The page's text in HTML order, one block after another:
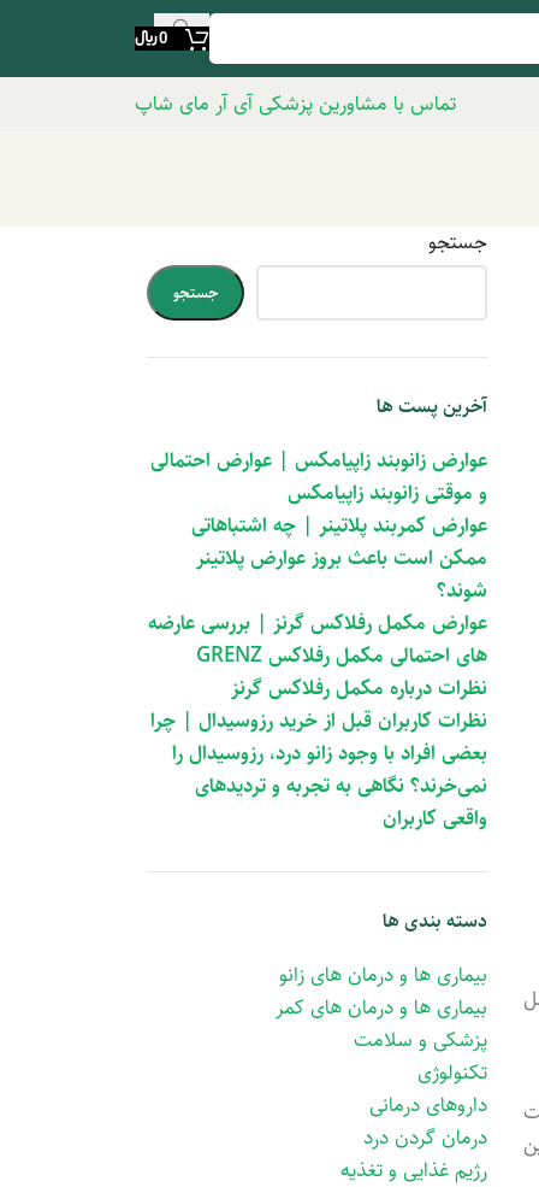
0﷼
تماس با مشاورین پزشکی آی آر مای شاپ
جستجو
جستجو
آخرین پست ها
عوارض زانوبند زاپیامکس | عوارض احتمالی
و موقتی زانوبند زاپیامکس
عوارض کمربند پلاتینر | چه اشتباهاتی
ممکن است باعث بروز عوارض پلاتینر
شوند؟
عوارض مکمل رفلاکس گرنز | بررسی عارضه
های احتمالی مکمل رفلاکس GRENZ
نظرات درباره مکمل رفلاکس گرنز
نظرات کاربران قبل از خرید رزوسیدال | چرا
بعضی افراد با وجود زانو درد، رزوسیدال را
نمی‌خرند؟ نگاهی به تجربه و تردیدهای
واقعی کاربران
دسته بندی ها
بیماری ها و درمان های زانو
بیماری ها و درمان های کمر
پزشکی و سلامت
تکنولوژی
داروهای درمانی
درمان گردن درد
رژیم غذایی و تغذیه